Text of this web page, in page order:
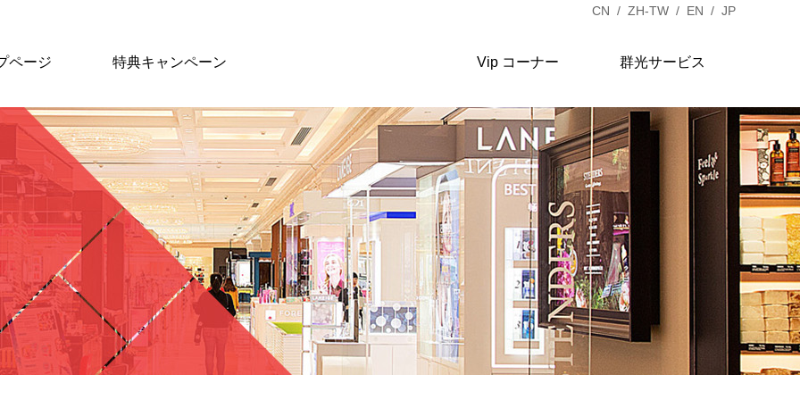
CN / ZH-TW / EN / JP
ページ 特典キャンペーン Vip コーナー 群光サービス